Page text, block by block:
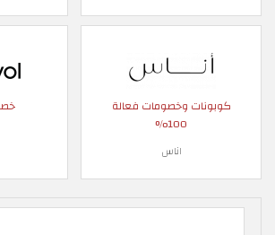
كوبونات وخصومات فعالة
100%
اناس